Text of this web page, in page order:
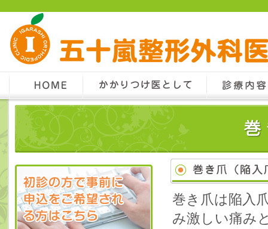
巻き爪は陥入
み激しい痛み